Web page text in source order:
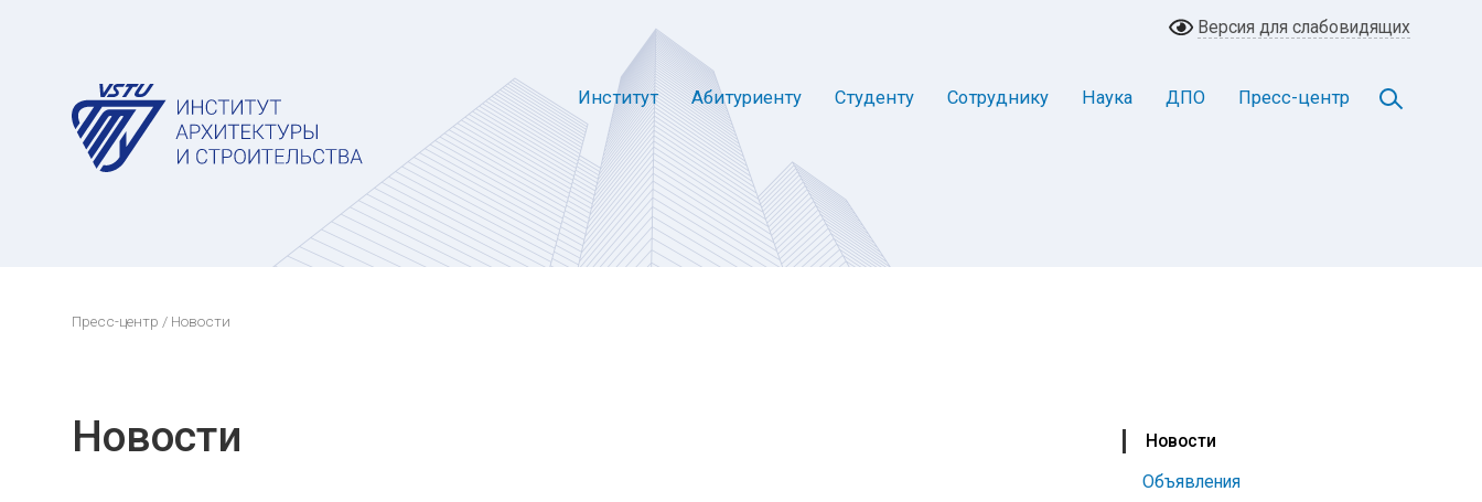
Версия для слабовидящих
Институт Абитуриенту Студенту Сотруднику Наука ДПО Пресс-центр
Пресс-центр / Новости
Новости
Объявления
Новости